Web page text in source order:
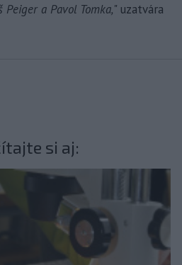
Peiger a Pavol Tomka," uzatvára
si aj: